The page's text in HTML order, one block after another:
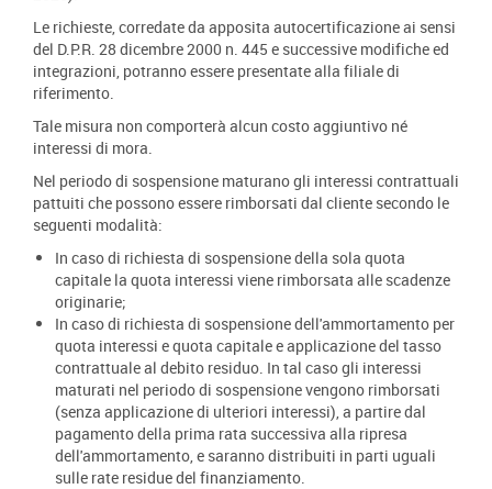
Le richieste, corredate da apposita autocertificazione ai sensi
del D.P.R. 28 dicembre 2000 n. 445 e successive modifiche ed
integrazioni, potranno essere presentate alla filiale di
riferimento.
Tale misura non comporterà alcun costo aggiuntivo né
interessi di mora.
Nel periodo di sospensione maturano gli interessi contrattuali
pattuiti che possono essere rimborsati dal cliente secondo le
seguenti modalità:
In caso di richiesta di sospensione della sola quota
capitale la quota interessi viene rimborsata alle scadenze
originarie;
In caso di richiesta di sospensione dell'ammortamento per
quota interessi e quota capitale e applicazione del tasso
contrattuale al debito residuo. In tal caso gli interessi
maturati nel periodo di sospensione vengono rimborsati
(senza applicazione di ulteriori interessi), a partire dal
pagamento della prima rata successiva alla ripresa
dell'ammortamento, e saranno distribuiti in parti uguali
sulle rate residue del finanziamento.